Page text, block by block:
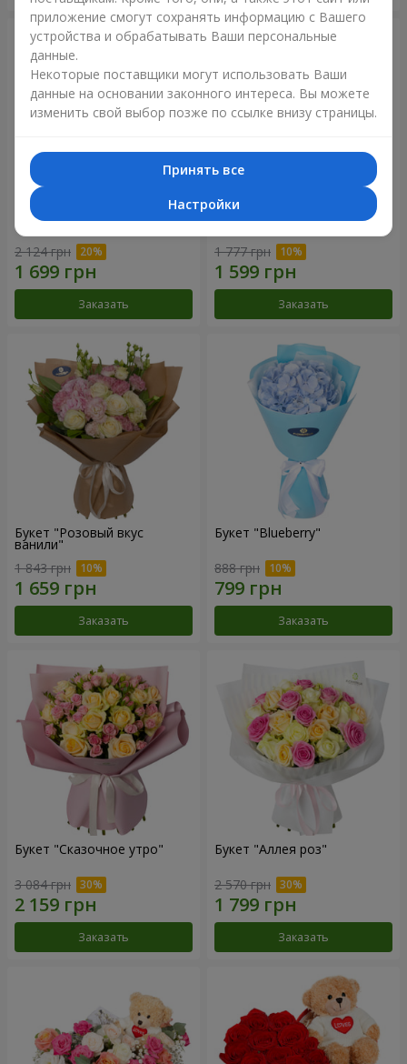
Букет "Панна Котта"
2 124 грн
Заказать
Композиция "Нежное
1 777 грн
Заказать
Букет "Розовый вкус
ванили"
1 843 грн
Заказать
Букет "Blueberry"
888 грн
Заказать
Букет "Сказочное утро"
3 084 грн
Заказать
Букет "Аллея роз"
2 570 грн
Заказать
приложение смогут сохранять информацию с Вашего
устройства и обрабатывать Ваши персональные
данные.
Некоторые поставщики могут использовать Ваши
данные на основании законного интереса. Вы можете
изменить свой выбор позже по ссылке внизу страницы.
Принять все
Настройки